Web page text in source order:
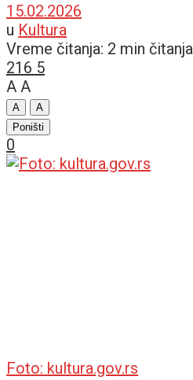
15.02.2026
u Kultura
Vreme čitanja: 2 min čitanja
216 5
A A
A
A
Poništi
0
Foto: kultura.gov.rs